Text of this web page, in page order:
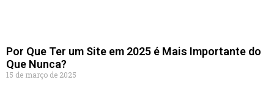
Por Que Ter um Site em 2025 é Mais Importante do
Que Nunca?
15 de março de 2025